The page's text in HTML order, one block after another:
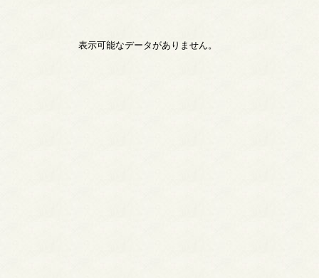
表示可能なデータがありません。